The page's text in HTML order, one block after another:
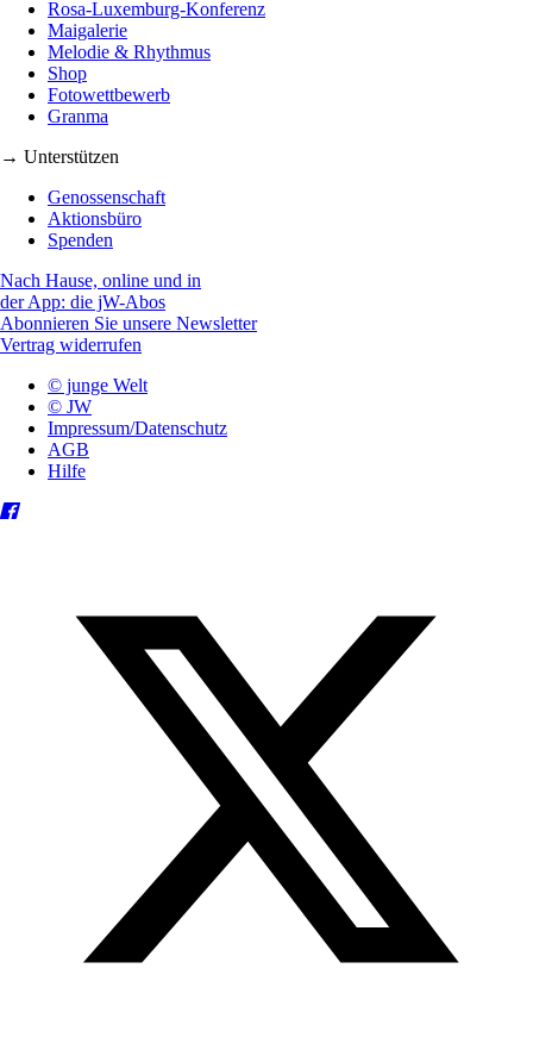
Rosa-Luxemburg-Konferenz
Maigalerie
Melodie & Rhythmus
Shop
Fotowettbewerb
Granma
→ Unterstützen
Genossenschaft
Aktionsbüro
Spenden
Nach Hause, online und in
der App: die jW-Abos
Abonnieren Sie unsere Newsletter
Vertrag widerrufen
© junge Welt
© JW
Impressum/Datenschutz
AGB
Hilfe